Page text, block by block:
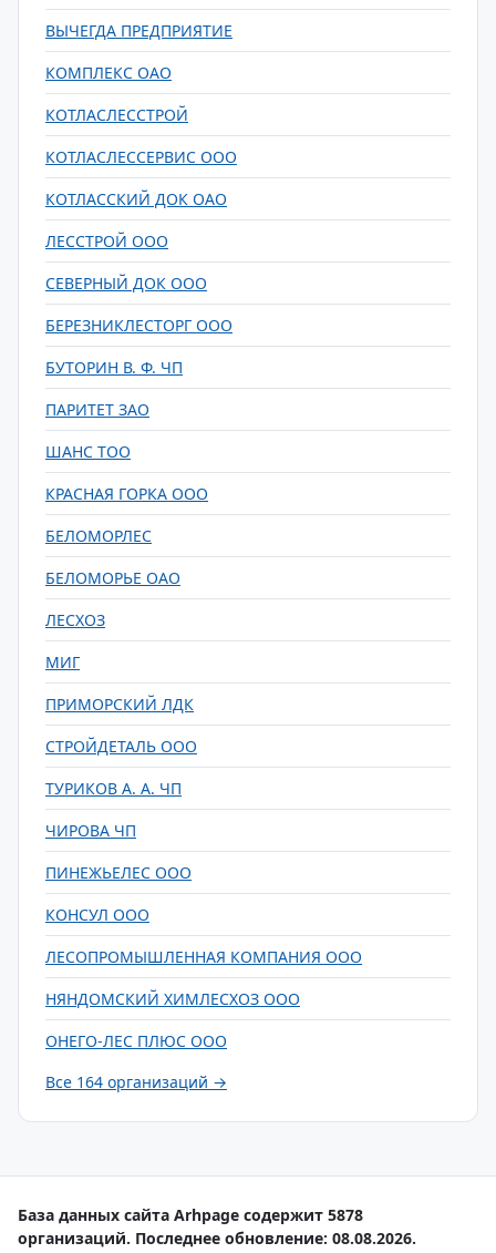
ВЫЧЕГДА ПРЕДПРИЯТИЕ
КОМПЛЕКС ОАО
КОТЛАСЛЕССТРОЙ
КОТЛАСЛЕССЕРВИС ООО
КОТЛАССКИЙ ДОК ОАО
ЛЕССТРОЙ ООО
СЕВЕРНЫЙ ДОК ООО
БЕРЕЗНИКЛЕСТОРГ ООО
БУТОРИН В. Ф. ЧП
ПАРИТЕТ ЗАО
ШАНС ТОО
КРАСНАЯ ГОРКА ООО
БЕЛОМОРЛЕС
БЕЛОМОРЬЕ ОАО
ЛЕСХОЗ
МИГ
ПРИМОРСКИЙ ЛДК
СТРОЙДЕТАЛЬ ООО
ТУРИКОВ А. А. ЧП
ЧИРОВА ЧП
ПИНЕЖЬЕЛЕС ООО
КОНСУЛ ООО
ЛЕСОПРОМЫШЛЕННАЯ КОМПАНИЯ ООО
НЯНДОМСКИЙ ХИМЛЕСХОЗ ООО
ОНЕГО-ЛЕС ПЛЮС ООО
Все 164 организаций →
База данных сайта Arhpage содержит 5878
организаций. Последнее обновление: 08.08.2026.